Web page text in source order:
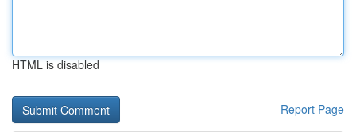
HTML is disabled
Report Page